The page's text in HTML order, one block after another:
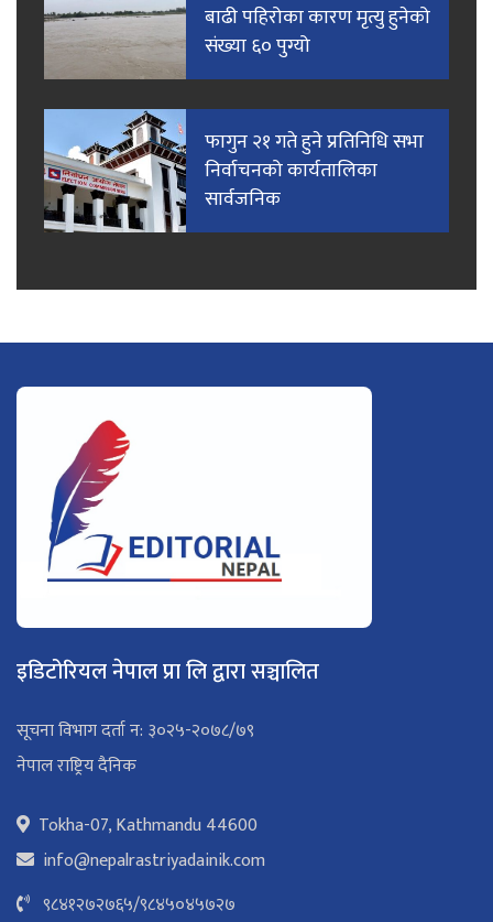
बाढी पहिरोका कारण मृत्यु हुनेको
संख्या ६० पुग्यो
फागुन २१ गते हुने प्रतिनिधि सभा
निर्वाचनको कार्यतालिका
सार्वजनिक
इडिटोरियल नेपाल प्रा लि द्वारा सञ्चालित
सूचना विभाग दर्ता न: ३०२५-२०७८/७९
नेपाल राष्ट्रिय दैनिक
Tokha-07, Kathmandu 44600
info@nepalrastriyadainik.com
९८४१२७२७६५/९८४५०४५७२७